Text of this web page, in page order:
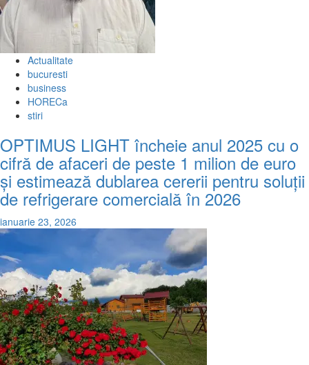
Actualitate
bucuresti
business
HORECa
stiri
OPTIMUS LIGHT încheie anul 2025 cu o
cifră de afaceri de peste 1 milion de euro
și estimează dublarea cererii pentru soluții
de refrigerare comercială în 2026
ianuarie 23, 2026